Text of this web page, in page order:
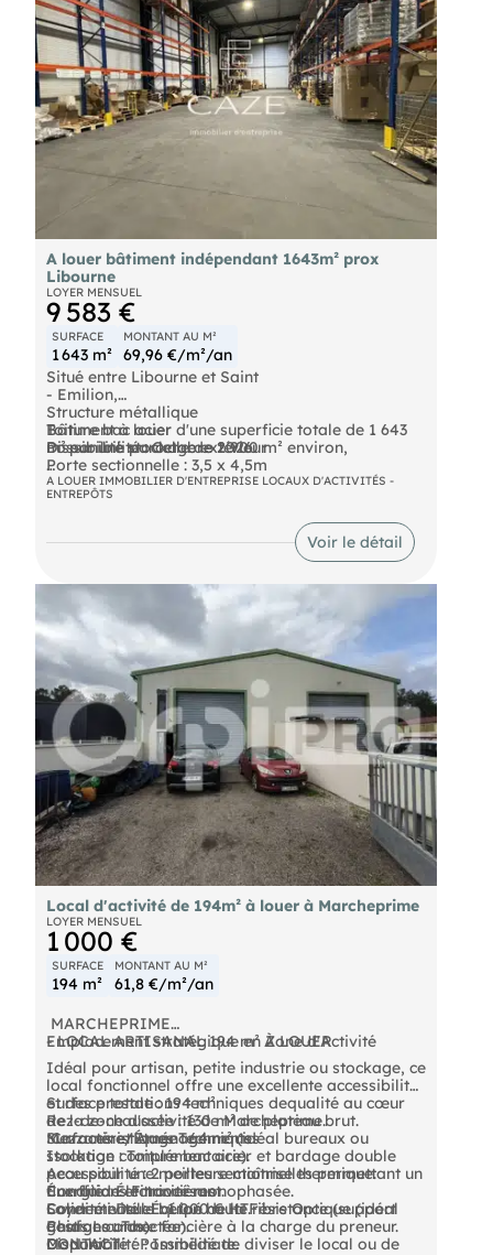
A louer bâtiment indépendant 1643m² prox
Libourne
LOYER MENSUEL
9 583 €
SURFACE
1 643 m²
MONTANT AU M²
69,96 €/m²/an
Situé entre Libourne et Saint
- Emilion,
Bâtiment à louer d'une superficie totale de 1 643
m² sur une parcelle de 2 900 m² environ,
Prestations :
Structure métallique
Toiture bac acier
Possibilité stockage extérieur
Porte sectionnelle : 3,5 x 4,5m
HSP : 7,50 m
2 accès sur le site
Disponibilité : Octobre 2026
Pour tout complément d'information, contactez-
nous.
Les informations sur les risques auxquels ce bien
est exposé sont disponibles sur le site Géorisques :
A LOUER IMMOBILIER D'ENTREPRISE LOCAUX D'ACTIVITÉS -
ENTREPÔTS
Voir le détail
Local d'activité de 194m² à louer à Marcheprime
LOYER MENSUEL
1 000 €
SURFACE
194 m²
MONTANT AU M²
61,8 €/m²/an
️ MARCHEPRIME
- LOCAL ARTISANAL 194 m² À LOUER
Emplacement stratégique en Zone d'Activité
Idéal pour artisan, petite industrie ou stockage, ce
local fonctionnel offre une excellente accessibilité
et des prestations techniques dequalité au cœur
de la zone d'activité de Marcheprime.
Surfaces et Aménagements
Surface totale : 194 m²
Rez-de-chaussée : 130 m² de plateau brut.
Mezzanine/Étage : 64 m² (idéal bureaux ou
stockage complémentaire).
Accessibilité : 2 portes sectionnelles permettant un
flux fluide et traversant.
Solidité : Dalle béton haute résistance (support
Poids Lourds).
️ Caractéristiques Techniques
Isolation : Toiture bac acier et bardage double
peau pour une meilleure maîtrise thermique.
Énergie : Électricité monophasée.
Connectivité : Équipé de la Fibre Optique (idéal
gestion connectée).
Modularité : Possibilité de diviser le local ou de
Conditions Financières
Loyer mensuel : 1 000 € HT.
Charges : Taxe foncière à la charge du preneur.
Disponibilité : Immédiate.
CONTACT